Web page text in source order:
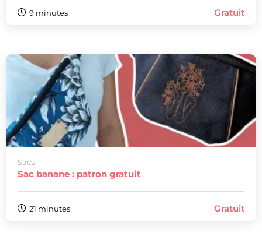
9 minutes Gratuit
Sacs
Sac banane : patron gratuit
21 minutes Gratuit